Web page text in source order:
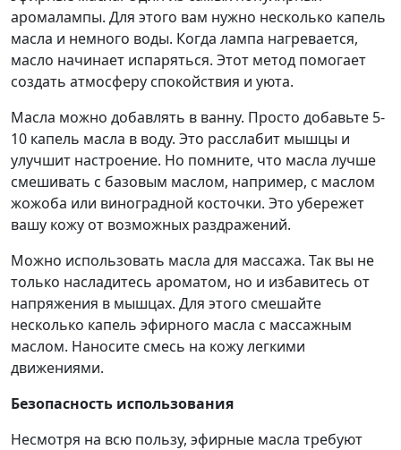
аромалампы. Для этого вам нужно несколько капель
масла и немного воды. Когда лампа нагревается,
масло начинает испаряться. Этот метод помогает
создать атмосферу спокойствия и уюта.
Масла можно добавлять в ванну. Просто добавьте 5-
10 капель масла в воду. Это расслабит мышцы и
улучшит настроение. Но помните, что масла лучше
смешивать с базовым маслом, например, с маслом
жожоба или виноградной косточки. Это убережет
вашу кожу от возможных раздражений.
Можно использовать масла для массажа. Так вы не
только насладитесь ароматом, но и избавитесь от
напряжения в мышцах. Для этого смешайте
несколько капель эфирного масла с массажным
маслом. Наносите смесь на кожу легкими
движениями.
Безопасность использования
Несмотря на всю пользу, эфирные масла требуют